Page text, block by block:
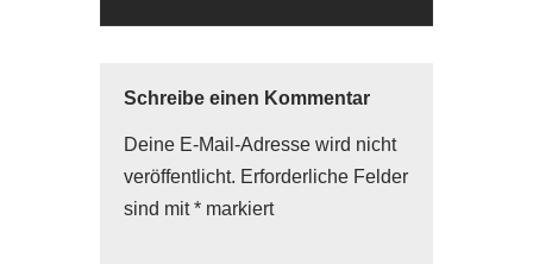
Schreibe einen Kommentar
Deine E-Mail-Adresse wird nicht
veröffentlicht. Erforderliche Felder
sind mit* markiert